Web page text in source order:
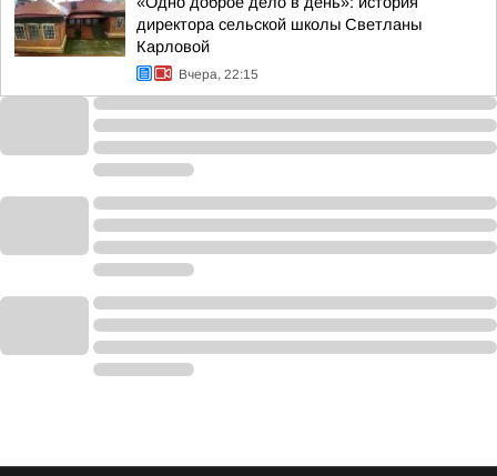
директора сельской школы Светланы
Карловой
Вчера, 22:15